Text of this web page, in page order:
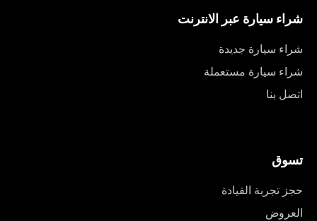
شراء سيارة عبر الانترنت
شراء سيارة جديدة
شراء سيارة مستعملة
اتصل بنا
تسوق
حجز تجربة القيادة
العروض